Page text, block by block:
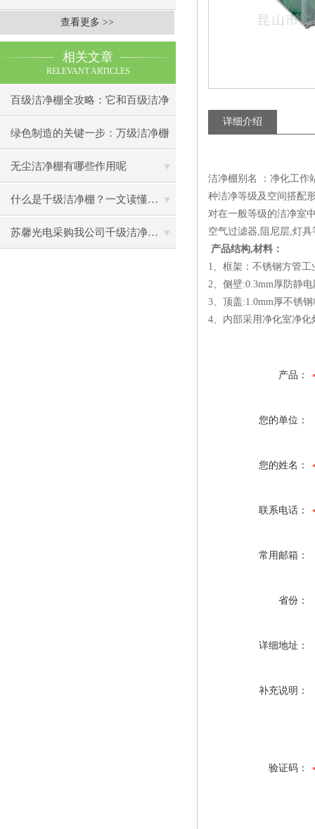
查看更多 >>
相关文章
RELEVANT ARTICLES
百级洁净棚全攻略：它和百级洁净
室到底有什么区别？
绿色制造的关键一步：万级洁净棚
助力环保型半导体产业发展
无尘洁净棚有哪些作用呢
什么是千级洁净棚？一文读懂其结构特点与局部净化优势
苏馨光电采购我公司千级洁净棚普通工作台一批（7月07日）已顺利交货
详细介绍
洁净棚别名 ：净化工作
种洁净等级及空间搭配
对在一般等级的洁净室
空气过滤器,阻尼层,灯
产品结构,材料：
1、框架：不锈钢方管
2、侧壁:0.3mm厚防静
3、顶盖:1.0mm厚不锈钢
4、内部采用净化室净
产品：
您的单位：
您的姓名：
联系电话：
常用邮箱：
省份：
详细地址：
补充说明：
验证码：